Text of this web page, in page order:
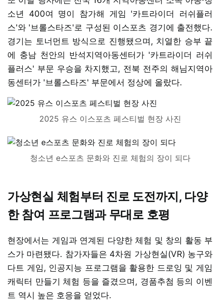
소년 400여 명이 참가해 게임 '카트라이더 러쉬플러
스'와 '브롤스타즈'로 구성된 이스포츠 경기에 출전했다.
경기는 토너먼트 방식으로 진행됐으며, 치열한 승부 끝
에 충남 천안의 반석지역아동센터가 '카트라이더 러쉬
플러스' 부문 우승을 차지했고, 전북 전주의 해님지역아
동센터가 '브롤스타즈' 부문에서 정상에 올랐다.
2025 유스 이스포츠 페스티벌 현장 사진
청소년 e스포츠 문화와 진로 체험의 장이 되다
가상현실 체험부터 진로 도전까지, 다양
한 참여 프로그램과 무대로 호평
현장에서는 게임과 연계된 다양한 체험 및 창의 활동 부
스가 마련됐다. 참가자들은 4차원 가상현실(VR) 농구와
다트 게임, 인공지능 프로그램을 활용한 드로잉 및 게임
캐릭터 만들기 체험 등을 즐겼으며, 경품추첨 등의 이벤
트 역시 높은 호응을 얻었다.